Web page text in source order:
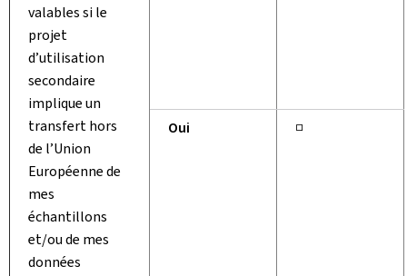
valables si le
projet
d’utilisation
secondaire
implique un
transfert hors
de l’Union
Européenne de
mes
échantillons
et/ou de mes
données
Oui □